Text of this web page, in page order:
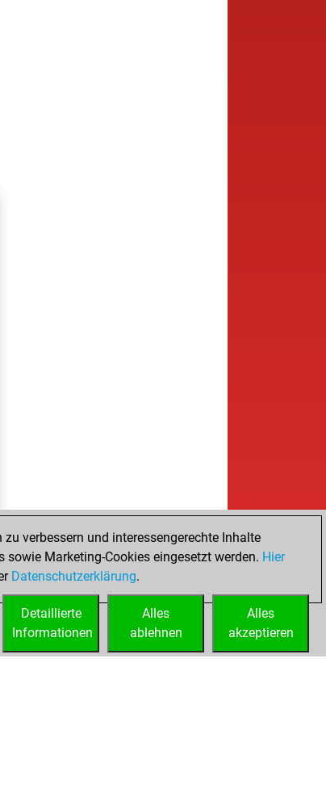
verbessern und interessengerechte Inhalte
Marketing-Cookies eingesetzt werden. Hier
Datenschutzerklärung.
Alles
akzeptieren
Alles
ablehnen
Detaillierte
Informationen